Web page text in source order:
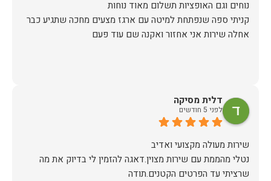
קניתי ספה שנפתחת למיטה עם ארגז מצעים מחכה שתגיע כבר
אחלה שירות אני אחזור ואקנה שם עוד פעם
דלית מסיקה
לפני 5 חודשים
נטלי מהממת עם שירות מצוין.דאגה להזמין לי בדיוק את מה
שרציתי עד הפרטים הקטנים.תודה